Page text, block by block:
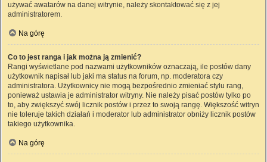
używać awatarów na danej witrynie, należy skontaktować się z jej
administratorem.
Na górę
Co to jest ranga i jak można ją zmienić?
Rangi wyświetlane pod nazwami użytkowników oznaczają, ile postów dany
użytkownik napisał lub jaki ma status na forum, np. moderatora czy
administratora. Użytkownicy nie mogą bezpośrednio zmieniać stylu rang,
ponieważ ustawia je administrator witryny. Nie należy pisać postów tylko po
to, aby zwiększyć swój licznik postów i przez to swoją rangę. Większość witryn
nie toleruje takich działań i moderator lub administrator obniży licznik postów
takiego użytkownika.
Na górę